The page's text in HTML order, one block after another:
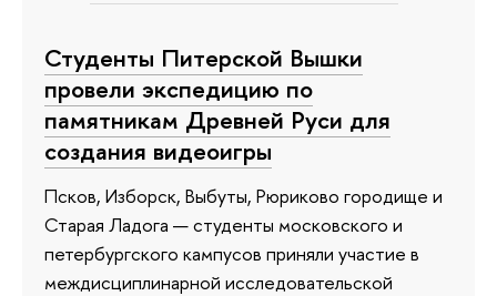
Студенты Питерской Вышки
провели экспедицию по
памятникам Древней Руси для
создания видеоигры
Псков, Изборск, Выбуты, Рюриково городище и
Старая Ладога — студенты московского и
петербургского кампусов приняли участие в
междисциплинарной исследовательской